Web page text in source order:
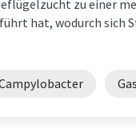
zu einer
hat, wodurch sich